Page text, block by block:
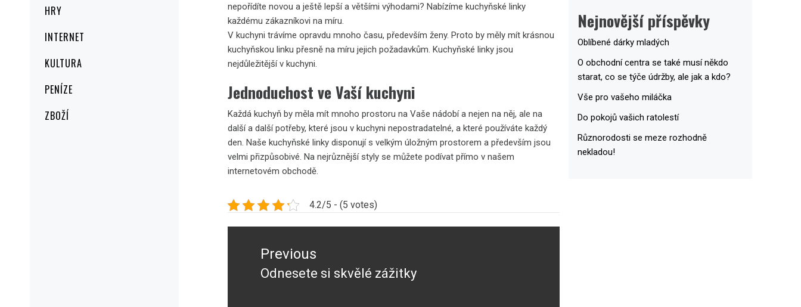
HRY
INTERNET
KULTURA
PENÍZE
ZBOŽÍ
nepořídíte novou a ještě lepší a většími výhodami? Nabízíme kuchyňské linky
každému zákazníkovi na míru.
V kuchyni trávíme opravdu mnoho času, především ženy. Proto by měly mít krásnou
kuchyňskou linku přesně na míru jejich požadavkům.Kuchyňské linky jsou
nejdůležitější v kuchyni.
Jednoduchost ve Vaší kuchyni
Každá kuchyň by měla mít mnoho prostoru na Vaše nádobí a nejen na něj, ale na
další a další potřeby, které jsou v kuchyni nepostradatelné, a které používáte každý
den. Naše kuchyňské linky disponují s velkým úložným prostorem a především jsou
velmi přizpůsobivé. Na nejrůznější styly se můžete podívat přímo v našem
internetovém obchodě.
4.2/5 - (5 votes)
Navigace
příspěvek
Previous
Previous
Odnesete si skvělé zážitky
Nejnovější příspěvky
Oblíbené dárky mladých
O obchodní centra se také musí někdo
starat, co se týče údržby, ale jak a kdo?
Vše pro vašeho miláčka
Do pokojů vašich ratolestí
Různorodosti se meze rozhodně
nekladou!